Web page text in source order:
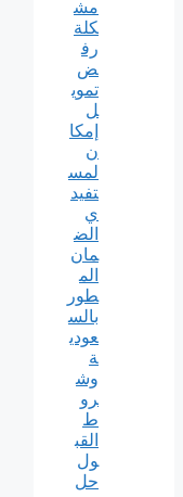
مش
كلة
رف
ض
تموي
ل
إمكا
ن
لمس
تفيد
ي
الض
مان
الم
طور
بالس
عودي
ة
وش
رو
ط
القب
ول
حل